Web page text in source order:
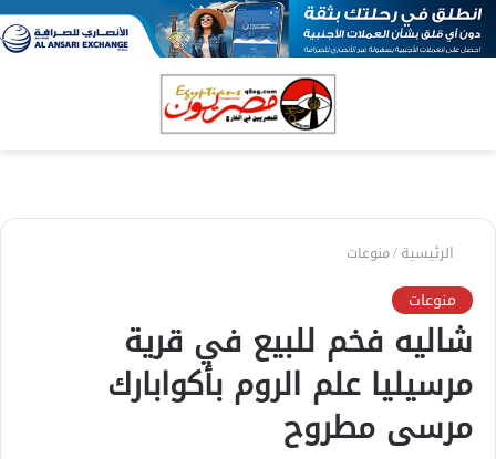
الرئيسية/منوعات
منوعات
شاليه فخم للبيع في قرية
مرسيليا علم الروم بأكوابارك
مرسى مطروح